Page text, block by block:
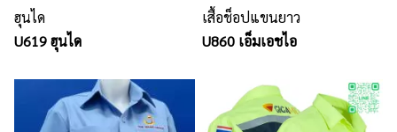
ฮุนได
U619 ฮุนได
เสื้อช็อปแขนยาว
U860 เอ็มเอชไอ